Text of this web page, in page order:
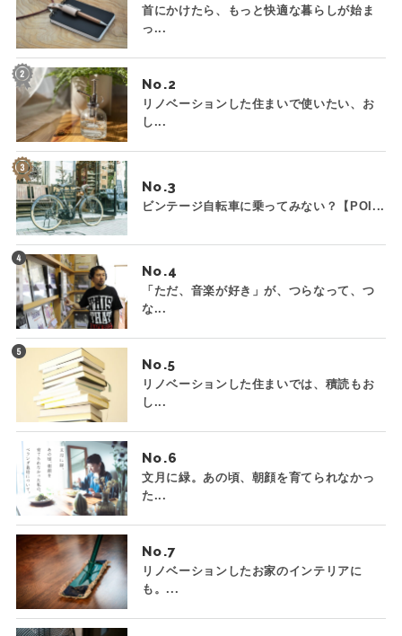
首にかけたら、もっと快適な暮らしが始ま
っ...
No.
リノベーションした住まいで使いたい、お
し...
No.
ビンテージ自転車に乗ってみない？【POI...
No.
「ただ、音楽が好き」が、つらなって、つ
な...
No.
リノベーションした住まいでは、積読もお
し...
No.
文月に緑。あの頃、朝顔を育てられなかっ
た...
No.
リノベーションしたお家のインテリアに
も。...